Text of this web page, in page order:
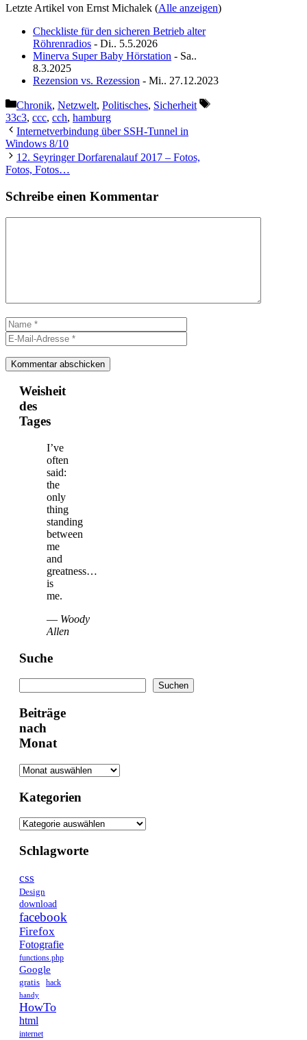
Letzte Artikel von Ernst Michalek (Alle anzeigen)
Checkliste für den sicheren Betrieb alter
Röhrenradios - Di.. 5.5.2026
Minerva Super Baby Hörstation - Sa..
8.3.2025
Rezension vs. Rezession - Mi.. 27.12.2023
Kategorien
Chronik, Netzwelt, Politisches, Sicherheit
Schlagwörter
33c3, ccc, cch, hamburg
Internetverbindung über SSH-Tunnel in
Windows 8/10
12. Seyringer Dorfarenalauf 2017 – Fotos,
Fotos, Fotos…
Schreibe einen Kommentar
Name
Mail-
Adresse
Weisheit
des
Tages
I’ve
often
said:
the
only
thing
standing
between
me
and
greatness…
is
me.
— Woody
Allen
Suche
Suchen
Beiträge
nach
Monat
Kategorien
Schlagworte
css
Design
download
facebook
Firefox
Fotografie
functions.php
Google
gratis hack
handy
HowTo
html
internet